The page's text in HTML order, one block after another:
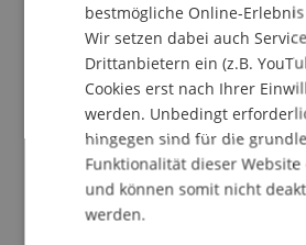
Dozierende/Dozierender:
Hon.-Prof. Dr. DietmarCzernich
School/Professur:
Institut für
bestmögliche Online-
Wir setzen dabei auch
Drittanbietern ein (z.B.
Cookies erst nach Ihrer
werden. Unbedingt
hingegen sind für die
Funktionalität dieser
und können somit nicht
werden.